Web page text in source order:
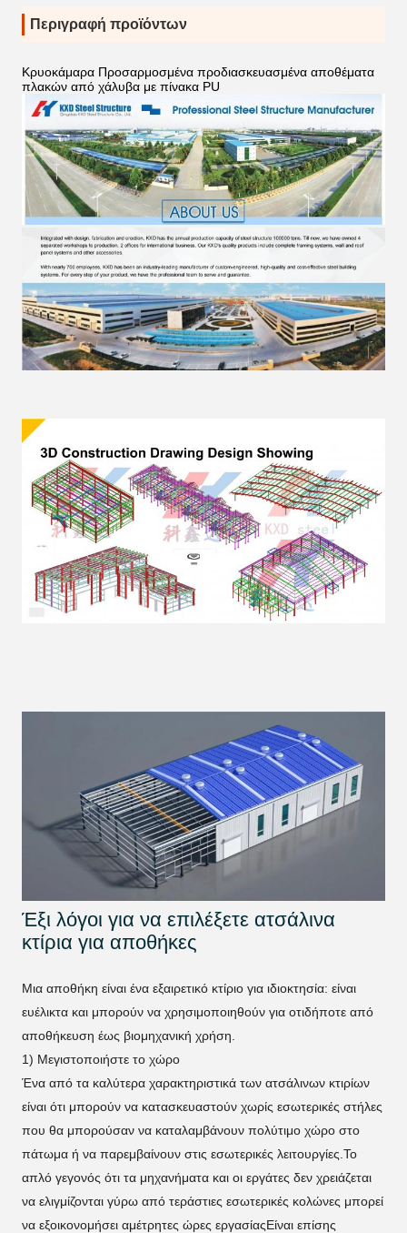
Περιγραφή προϊόντων
Κρυοκάμαρα Προσαρμοσμένα προδιασκευασμένα αποθέματα
πλακών από χάλυβα με πίνακα PU
Έξι λόγοι για να επιλέξετε ατσάλινα
κτίρια για αποθήκες
Μια αποθήκη είναι ένα εξαιρετικό κτίριο για ιδιοκτησία: είναι
ευέλικτα και μπορούν να χρησιμοποιηθούν για οτιδήποτε από
αποθήκευση έως βιομηχανική χρήση.
1) Μεγιστοποιήστε το χώρο
Ένα από τα καλύτερα χαρακτηριστικά των ατσάλινων κτιρίων
είναι ότι μπορούν να κατασκευαστούν χωρίς εσωτερικές στήλες
που θα μπορούσαν να καταλαμβάνουν πολύτιμο χώρο στο
πάτωμα ή να παρεμβαίνουν στις εσωτερικές λειτουργίες.Το
απλό γεγονός ότι τα μηχανήματα και οι εργάτες δεν χρειάζεται
να ελιγμίζονται γύρω από τεράστιες εσωτερικές κολώνες μπορεί
να εξοικονομήσει αμέτρητες ώρες εργασίαςΕίναι επίσης